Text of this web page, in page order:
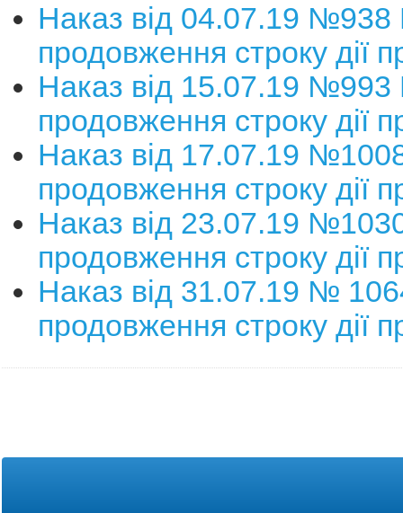
Наказ від 04.07.19 №938
продовження строку дії
Наказ від 15.07.19 №993
продовження строку дії
Наказ від 17.07.19
продовження строку дії
Наказ від 23.07.19
продовження строку дії
Наказ від 31.07.19 №
продовження строку дії